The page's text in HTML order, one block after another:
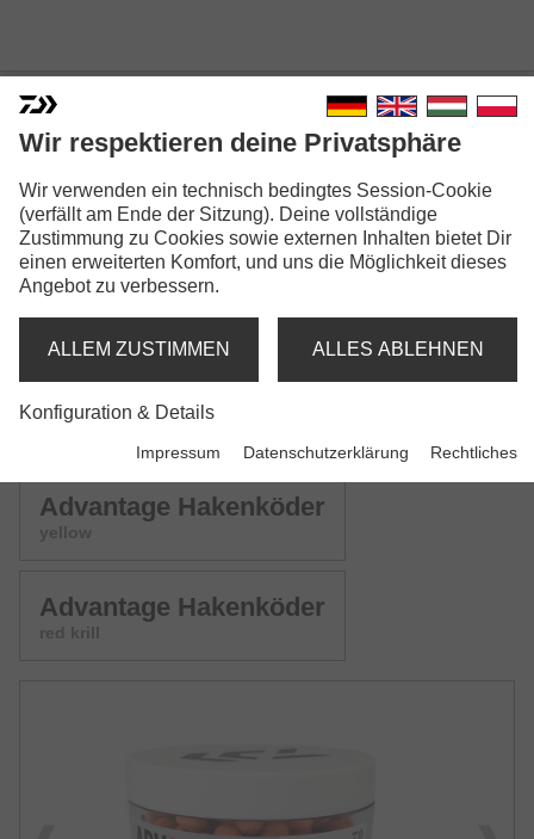
ADVANTAGE HAKENKÖDER
Modellausführungen: 4
Advantage Hakenköder
Advantage Hakenköder
Advantage Hakenköder
yellow
Advantage Hakenköder
red krill
Wir respektieren deine Privatsphäre
Wir verwenden ein technisch bedingtes Session-Cookie
(verfällt am Ende der Sitzung). Deine vollständige
Zustimmung zu Cookies sowie externen Inhalten bietet Dir
einen erweiterten Komfort, und uns die Möglichkeit dieses
Angebot zu verbessern.
ALLEM ZUSTIMMEN ALLES ABLEHNEN
Konfiguration & Details
Impressum Datenschutzerklärung Rechtliches